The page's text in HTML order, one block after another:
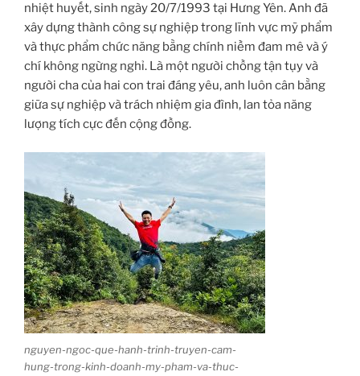
nhiệt huyết, sinh ngày 20/7/1993 tại Hưng Yên. Anh đã
xây dựng thành công sự nghiệp trong lĩnh vực mỹ phẩm
và thực phẩm chức năng bằng chính niềm đam mê và ý
chí không ngừng nghỉ. Là một người chồng tận tụy và
người cha của hai con trai đáng yêu, anh luôn cân bằng
giữa sự nghiệp và trách nhiệm gia đình, lan tỏa năng
lượng tích cực đến cộng đồng.
nguyen-ngoc-que-hanh-trinh-truyen-cam-
hung-trong-kinh-doanh-my-pham-va-thuc-